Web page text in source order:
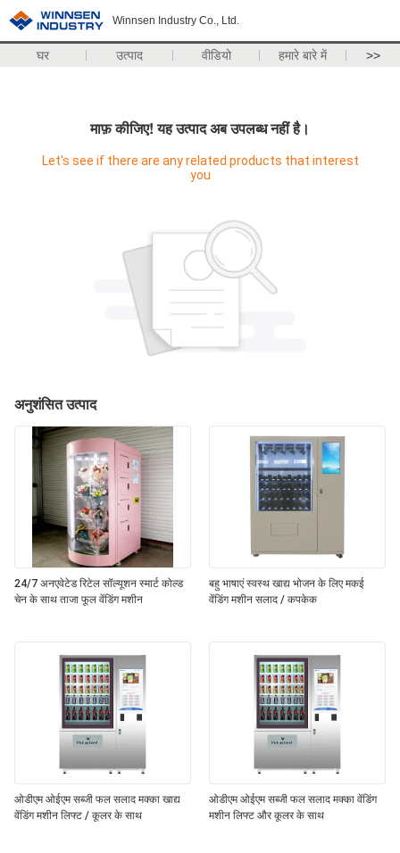
Winnsen Industry Co., Ltd.
घर उत्पाद वीडियो हमारे बारे में >>
माफ़ कीजिए! यह उत्पाद अब उपलब्ध नहीं है।
Let's see if there are any related products that interest
you
अनुशंसित उत्पाद
24/7 अनएवेटेड रिटेल सॉल्यूशन स्मार्ट कोल्ड
चेन के साथ ताजा फूल वेंडिंग मशीन
बहु भाषाएं स्वस्थ खाद्य भोजन के लिए मकई
वेंडिंग मशीन सलाद / कपकेक
ओडीएम ओईएम सब्जी फल सलाद मक्का खाद्य
वेंडिंग मशीन लिफ्ट / कूलर के साथ
ओडीएम ओईएम सब्जी फल सलाद मक्का वेंडिंग
मशीन लिफ्ट और कूलर के साथ